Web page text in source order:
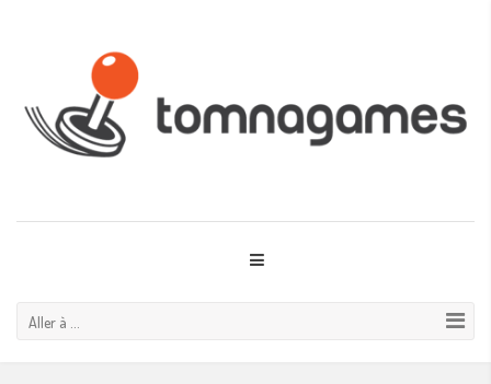
Aller à ...